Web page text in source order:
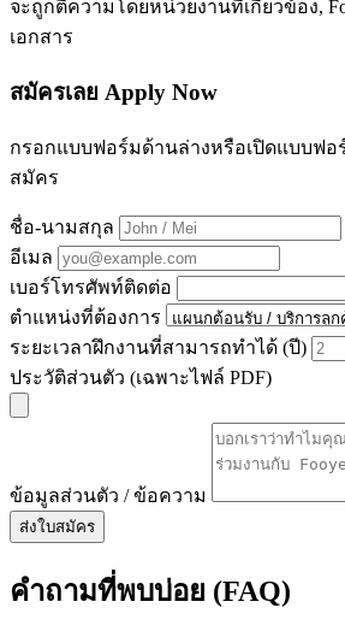
จะถูกตีความโดยหน่วยงานที่เกี่ยวข้อง,
เอกสาร
สมัครเลย Apply Now
กรอกแบบฟอร์มด้านล่างหรือเปิดแบบฟอ
สมัคร
ชื่อ-นามสกุล
อีเมล
เบอร์โทรศัพท์ติดต่อ
ตำแหน่งที่ต้องการ
ระยะเวลาฝึกงานที่สามารถทำได้ (ปี)
ประวัติส่วนตัว (เฉพาะไฟล์ PDF)
ข้อมูลส่วนตัว / ข้อความ
ส่งใบสมัคร
คำถามที่พบบ่อย (FAQ)